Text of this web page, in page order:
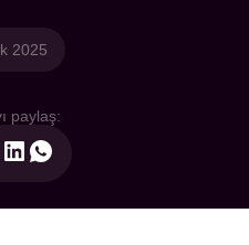
2025
paylaş: